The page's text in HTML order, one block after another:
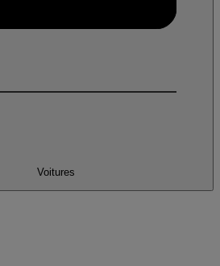
Voitures